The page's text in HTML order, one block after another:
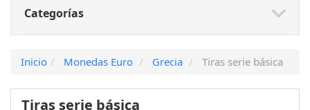
Categorías
Inicio Monedas Euro Grecia Tiras serie básica
Tiras serie básica